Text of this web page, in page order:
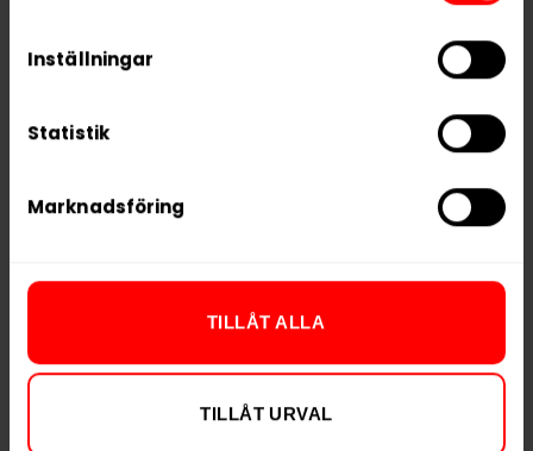
Inställningar
Statistik
Marknadsföring
TILLÅT ALLA
TILLÅT URVAL
Vikt per portion
RELATERADE PRODUKTER